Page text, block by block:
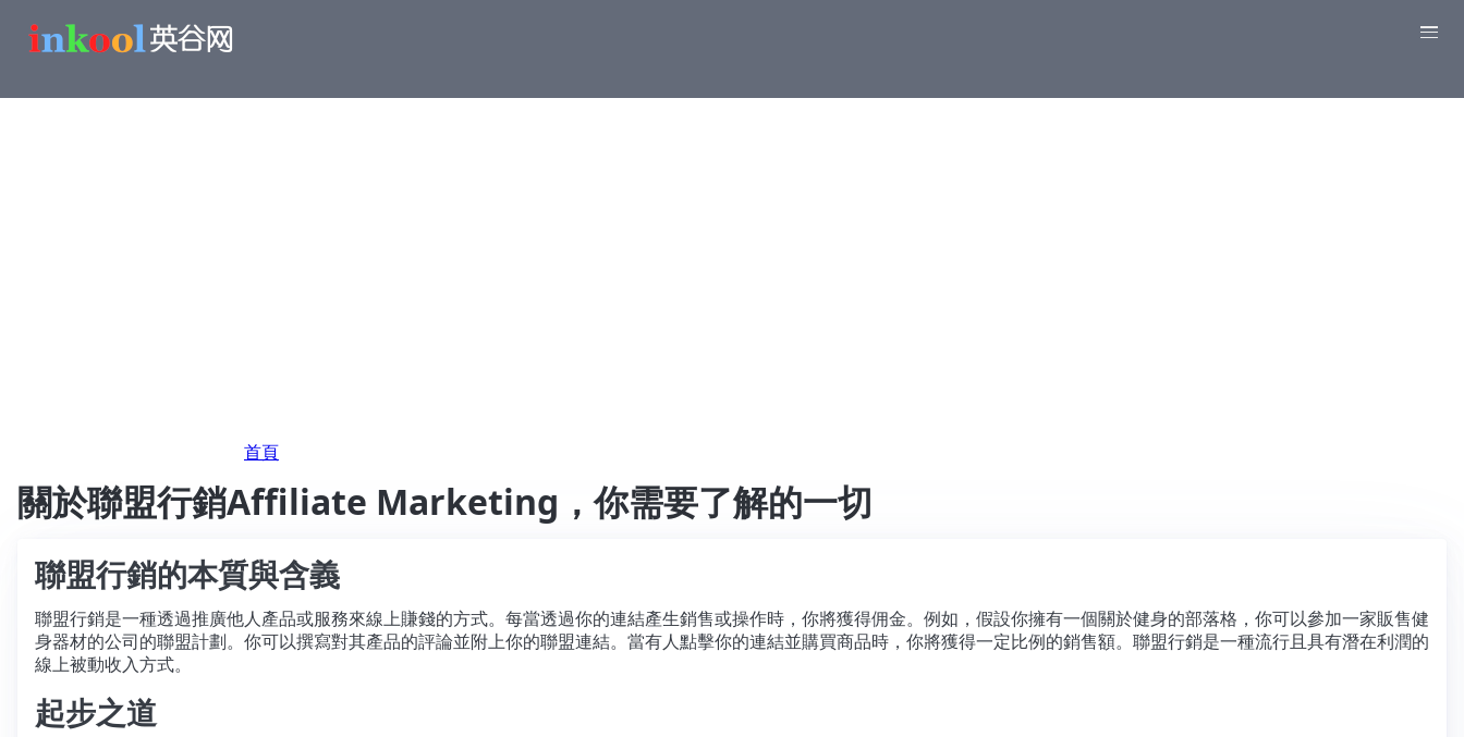
容
導
航
連
首頁
關於聯盟行銷Affiliate Marketing，你需要了解的一切
聯盟行銷的本質與含義
聯盟行銷是一種透過推廣他人產品或服務來線上賺錢的方式。每當透過你的連結產生銷售或操作時，你將獲得佣金。例如，假設你擁有一個關於健身的部落格，你可以參加一家販售健
身器材的公司的聯盟計劃。你可以撰寫對其產品的評論並附上你的聯盟連結。當有人點擊你的連結並購買商品時，你將獲得一定比例的銷售額。聯盟行銷是一種流行且具有潛在利潤的
線上被動收入方式。
起步之道